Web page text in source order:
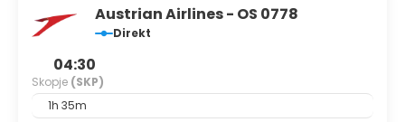
Austrian Airlines - OS 0778
Direkt
04:30
Skopje (SKP)
1h 35m